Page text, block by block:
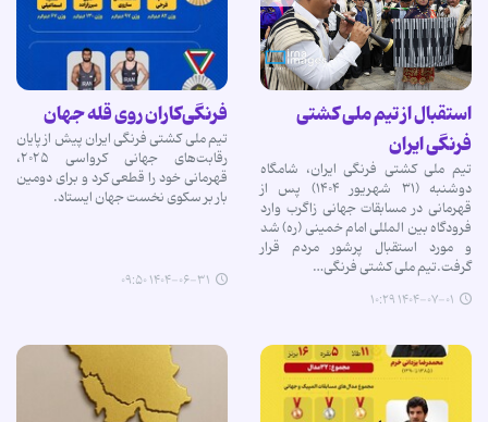
استقبال از تیم ملی کشتی
فرنگی ایران
تیم ملی کشتی فرنگی ایران، شامگاه
دوشنبه (۳۱ شهریور ۱۴۰۴) پس از
قهرمانی در مسابقات جهانی زاگرب وارد
فرودگاه بین المللی امام خمینی (ره) شد
و مورد استقبال پرشور مردم قرار
گرفت.تیم ملی کشتی فرنگی…
۱۴۰۴-۰۷-۰۱ ۱۰:۲۹
فرنگی‌کاران روی قله جهان
تیم ملی کشتی فرنگی ایران پیش از پایان
رقابت‌های جهانی کرواسی ۲۰۲۵،
قهرمانی خود را قطعی کرد و برای دومین
بار بر سکوی نخست جهان ایستاد.
۱۴۰۴-۰۶-۳۱ ۰۹:۵۰